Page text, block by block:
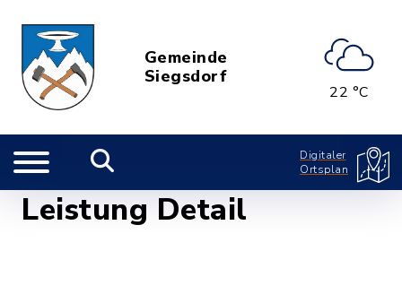
Gemeinde
Siegsdorf
22 °C
Digitaler
Ortsplan
Leistung Detail